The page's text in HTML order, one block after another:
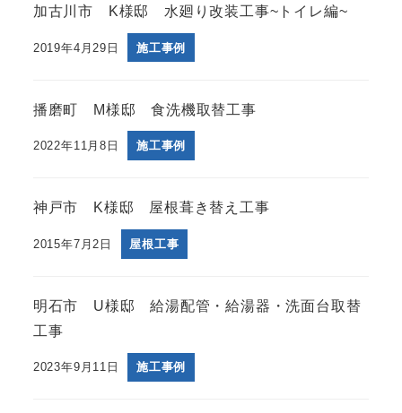
加古川市 K様邸 水廻り改装工事~トイレ編~
2019年4月29日 施工事例
播磨町 M様邸 食洗機取替工事
2022年11月8日 施工事例
神戸市 K様邸 屋根葺き替え工事
2015年7月2日 屋根工事
明石市 U様邸 給湯配管・給湯器・洗面台取替
工事
2023年9月11日 施工事例